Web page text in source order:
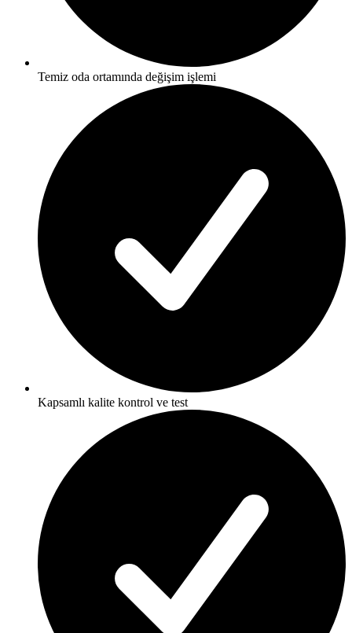
Temiz oda ortamında değişim işlemi
Kapsamlı kalite kontrol ve test